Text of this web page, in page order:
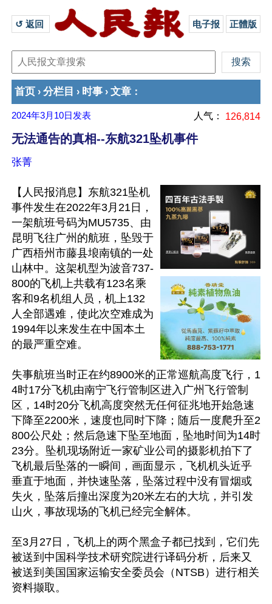
↺ 返回 电子报 正體版
首页 › 分栏目 › 时事 › 文章 ：
2024年3月10日 发表 人气： 126,814
无法通告的真相--东航321坠机事件
张菁
【人民报消息】东航321坠机
事件发生在2022年3月21日，
一架航班号码为MU5735、由
昆明飞往广州的航班，坠毁于
广西梧州市藤县埌南镇的一处
山林中。这架机型为波音737-
800的飞机上共载有123名乘
客和9名机组人员，机上132
人全部遇难，使此次空难成为
1994年以来发生在中国本土
的最严重空难。
失事航班当时正在约8900米的正常巡航高度飞行，1
4时17分飞机由南宁飞行管制区进入广州飞行管制
区，14时20分飞机高度突然无任何征兆地开始急速
下降至2200米，速度也同时下降；随后一度爬升至2
800公尺处；然后急速下坠至地面，坠地时间为14时
23分。坠机现场附近一家矿业公司的摄影机拍下了
飞机最后坠落的一瞬间，画面显示，飞机机头近乎
垂直于地面，并快速坠落，坠落过程中没有冒烟或
失火，坠落后撞出深度为20米左右的大坑，并引发
山火，事故现场的飞机已经完全解体。
至3月27日，飞机上的两个黑盒子都已找到，它们先
被送到中国科学技术研究院进行译码分析，后来又
被送到美国国家运输安全委员会（NTSB）进行相关
资料撷取。